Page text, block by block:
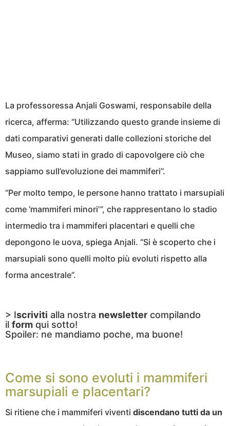
La professoressa Anjali Goswami, responsabile della
ricerca, afferma: “Utilizzando questo grande insieme di
dati comparativi generati dalle collezioni storiche del
Museo, siamo stati in grado di capovolgere ciò che
sappiamo sull’evoluzione dei mammiferi”.
“Per molto tempo, le persone hanno trattato i marsupiali
come ‘mammiferi minori'”, che rappresentano lo stadio
intermedio tra i mammiferi placentari e quelli che
depongono le uova, spiega Anjali. “Si è scoperto che i
marsupiali sono quelli molto più evoluti rispetto alla
forma ancestrale”.
> Iscriviti alla nostra newsletter compilando
il form qui sotto!
Spoiler: ne mandiamo poche, ma buone!
Come si sono evoluti i mammiferi
marsupiali e placentari?
Si ritiene che i mammiferi viventi discendano tutti da un